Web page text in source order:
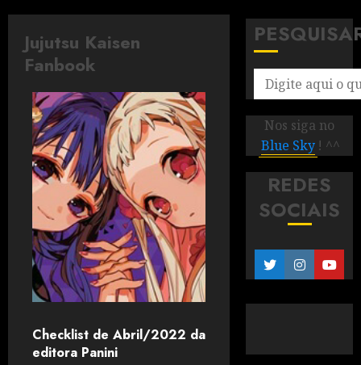
Jujutsu Kaisen
Fanbook
Checklist de Abril/2022 da
editora Panini
Nos siga no
Blue Sky ! ^^
REDES
SOCIAIS